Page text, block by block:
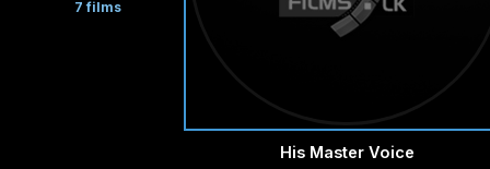
7 films
His Master Voice